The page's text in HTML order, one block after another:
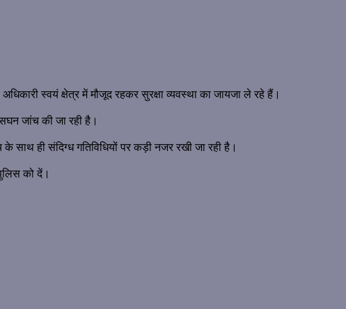
स्वयं क्षेत्र में मौजूद रहकर सुरक्षा व्यवस्था का जायजा ले रहे हैं।
जांच की जा रही है।
साथ ही संदिग्ध गतिविधियों पर कड़ी नजर रखी जा रही है।
को दें।